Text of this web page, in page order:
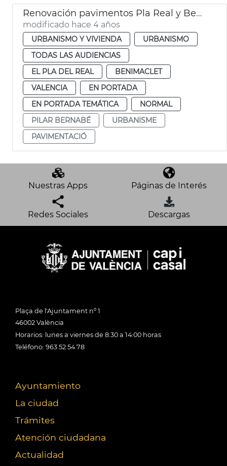
Renovación pavimentos Pla Real y Benimaclet
modificado hace 4 años
URBANISMO Y VIVIENDA
URBANISMO
TODAS LAS AUDIENCIAS
EL PLA DEL REAL
BENIMACLET
VALENCIA
EN PORTADA
EN PORTADA TEMÁTICA
NORMAL
PILAR BERNABÉ
URBANISME
PAVIMENTACIÓ
Nuestras Apps Páginas de Interés
Redes Sociales Descargas
Plaça de l'Ajuntament nº 1
46002 València
Horarios: lunes a viernes de 8:30 a 14:00 horas
Teléfono: 963 52 54 78
Ayuntamiento
La ciudad
Trámites
Atención ciudadana
Actualidad